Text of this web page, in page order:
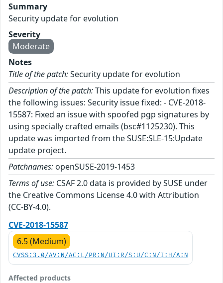
Summary
Security update for evolution
Severity
Moderate
Notes
Title of the patch:Security update for evolution
Description of the patch:This update for evolution fixes
the following issues: Security issue fixed: - CVE-2018-
15587: Fixed an issue with spoofed pgp signatures by
using specially crafted emails (bsc#1125230). This
update was imported from the SUSE:SLE-15:Update
update project.
Patchnames: openSUSE-2019-1453
Terms of use: CSAF 2.0 data is provided by SUSE under
the Creative Commons License 4.0 with Attribution
(CC-BY-4.0).
CVE-2018-15587
6.5 (Medium)
CVSS:3.0/AV:N/AC:L/PR:N/UI:R/S:U/C:N/I:H/A:N
Affected products